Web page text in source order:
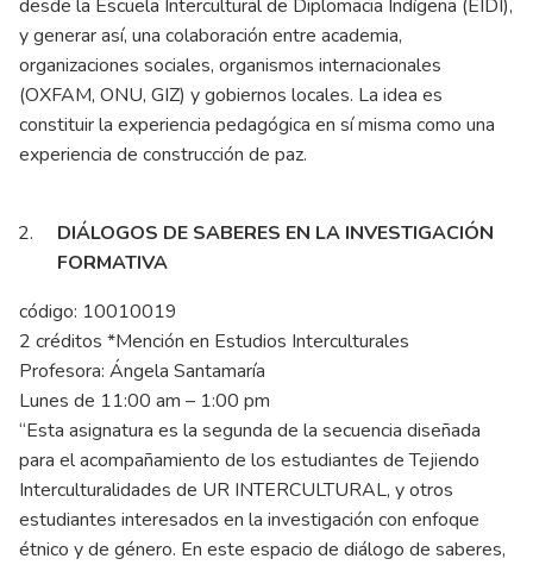
desde la Escuela Intercultural de Diplomacia Indígena (EIDI),
y generar así, una colaboración entre academia,
organizaciones sociales, organismos internacionales
(OXFAM, ONU, GIZ) y gobiernos locales. La idea es
constituir la experiencia pedagógica en sí misma como una
experiencia de construcción de paz.
DIÁLOGOS DE SABERES EN LA INVESTIGACIÓN
FORMATIVA
código: 10010019
2 créditos *Mención en Estudios Interculturales
Profesora: Ángela Santamaría
Lunes de 11:00 am – 1:00 pm
“Esta asignatura es la segunda de la secuencia diseñada
para el acompañamiento de los estudiantes de Tejiendo
Interculturalidades de UR INTERCULTURAL, y otros
estudiantes interesados en la investigación con enfoque
étnico y de género. En este espacio de diálogo de saberes,